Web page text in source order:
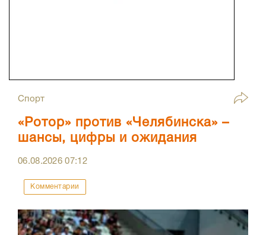
Спорт
«Ротор» против «Челябинска» –
шансы, цифры и ожидания
06.08.202607:12
Комментарии